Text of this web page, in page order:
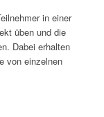
in einer
üben und die
Dabei erhalten
von einzelnen